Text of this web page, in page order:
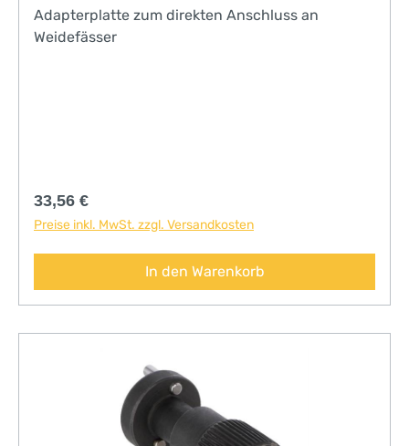
Adapterplatte zum direkten Anschluss an
Weidefässer
Regulärer Preis:
33,56 €
Preise inkl. MwSt. zzgl. Versandkosten
In den Warenkorb